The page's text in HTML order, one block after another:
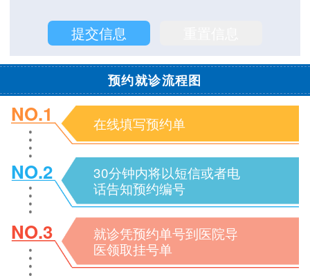
预约就诊流程图
NO.1 在线填写预约单
NO.2
30分钟内将以短信或者电
话告知预约编号
NO.3
就诊凭预约单号到医院导
医领取挂号单